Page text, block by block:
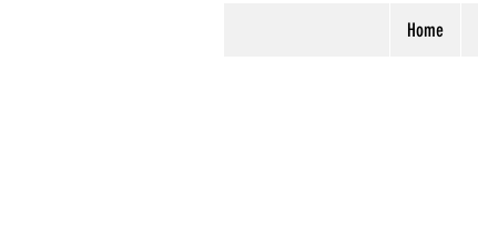
Home